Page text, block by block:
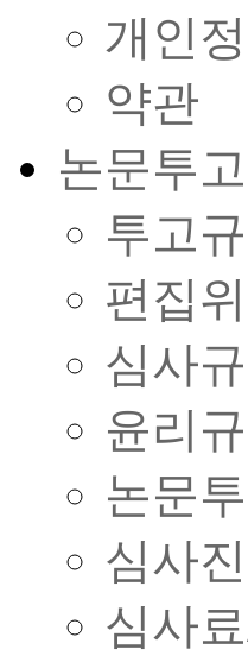
개인
약관
논문투고
투고
편집
심사
윤리
논문
심사
심사